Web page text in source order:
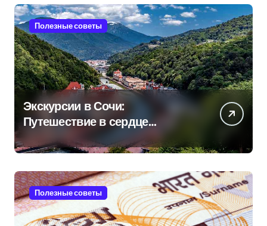
Полезные советы
Экскурсии в Сочи:
Путешествие в сердце
Черноморского курорта
Полезные советы